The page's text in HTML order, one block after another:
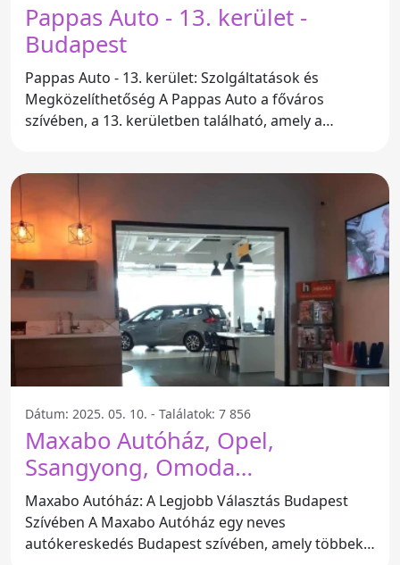
Pappas Auto - 13. kerület -
Budapest
Pappas Auto - 13. kerület: Szolgáltatások és
Megközelíthetőség A Pappas Auto a főváros
szívében, a 13. kerületben található, amely a
Dátum: 2025. 05. 10. - Találatok: 7 856
Maxabo Autóház, Opel,
Ssangyong, Omoda
márkakereskedés és Bmw
szerviz - Budapest
Maxabo Autóház: A Legjobb Választás Budapest
Szívében A Maxabo Autóház egy neves
autókereskedés Budapest szívében, amely többek